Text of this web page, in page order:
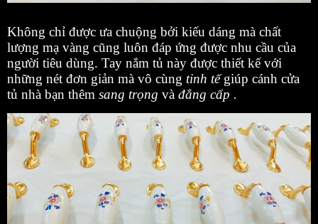
Không chỉ được ưa chuộng bởi kiếu dáng mà chất
lượng mạ vàng cũng luôn đáp ứng được nhu cầu của
người tiêu dùng. Tay nắm tủ này được thiết kế với
những nét đơn giản mà vô cùng tinh tếgiúp cánh cửa
tủ nhà bạn thêm sang trọng và đẳng cấp .